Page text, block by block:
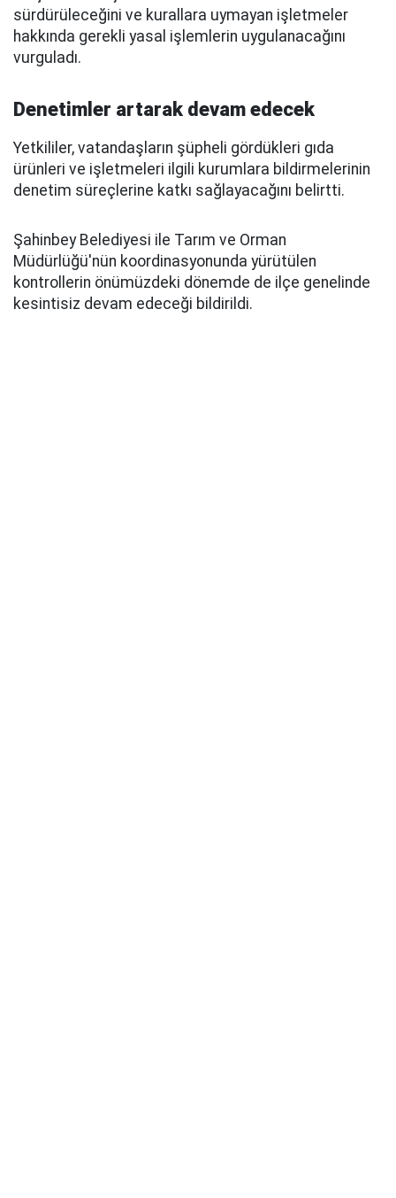
sürdürüleceğini ve kurallara uymayan işletmeler
hakkında gerekli yasal işlemlerin uygulanacağını
vurguladı.
Denetimler artarak devam edecek
Yetkililer, vatandaşların şüpheli gördükleri gıda
ürünleri ve işletmeleri ilgili kurumlara bildirmelerinin
denetim süreçlerine katkı sağlayacağını belirtti.
Şahinbey Belediyesi ile Tarım ve Orman
Müdürlüğü'nün koordinasyonunda yürütülen
kontrollerin önümüzdeki dönemde de ilçe genelinde
kesintisiz devam edeceği bildirildi.